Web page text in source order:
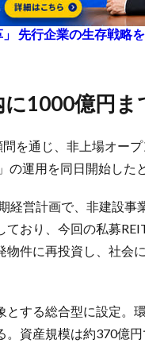
先行企業の生存戦略
に1000億円
を通じ、非上場オー
運用を同日開始した
営計画で、非建設事
おり、今回の私募
件に再投資し、社会
する総合型に設定。
資産規模は約370億